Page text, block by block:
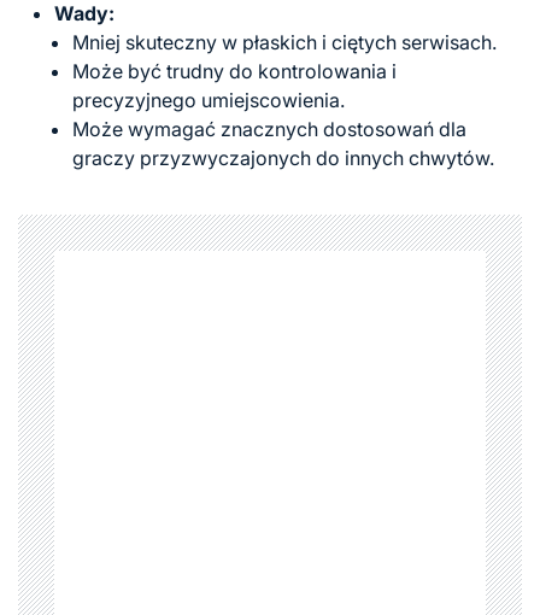
Wady:
Mniej skuteczny w płaskich i ciętych serwisach.
Może być trudny do kontrolowania i
precyzyjnego umiejscowienia.
Może wymagać znacznych dostosowań dla
graczy przyzwyczajonych do innych chwytów.